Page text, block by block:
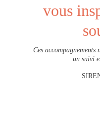
vous
Ces accompagnements
un suivi